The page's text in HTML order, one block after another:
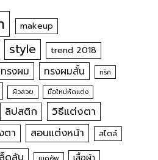
makeup
style trend 2018
ทรงผม ทรงผมสั้น ทริค
ผิวสวย มือใหม่หัดแต่ง
ลิปสติก
วิธีแต่งตา
ตา สอนแต่งหน้า สไตล์